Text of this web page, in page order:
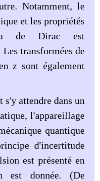
Notamment, le
et les propriétés
de Dirac est
transformées de
enz sont également
s'y attendre dans un
l'appareillage
quantique
d'incertitude
est présenté en
est donnée. (De